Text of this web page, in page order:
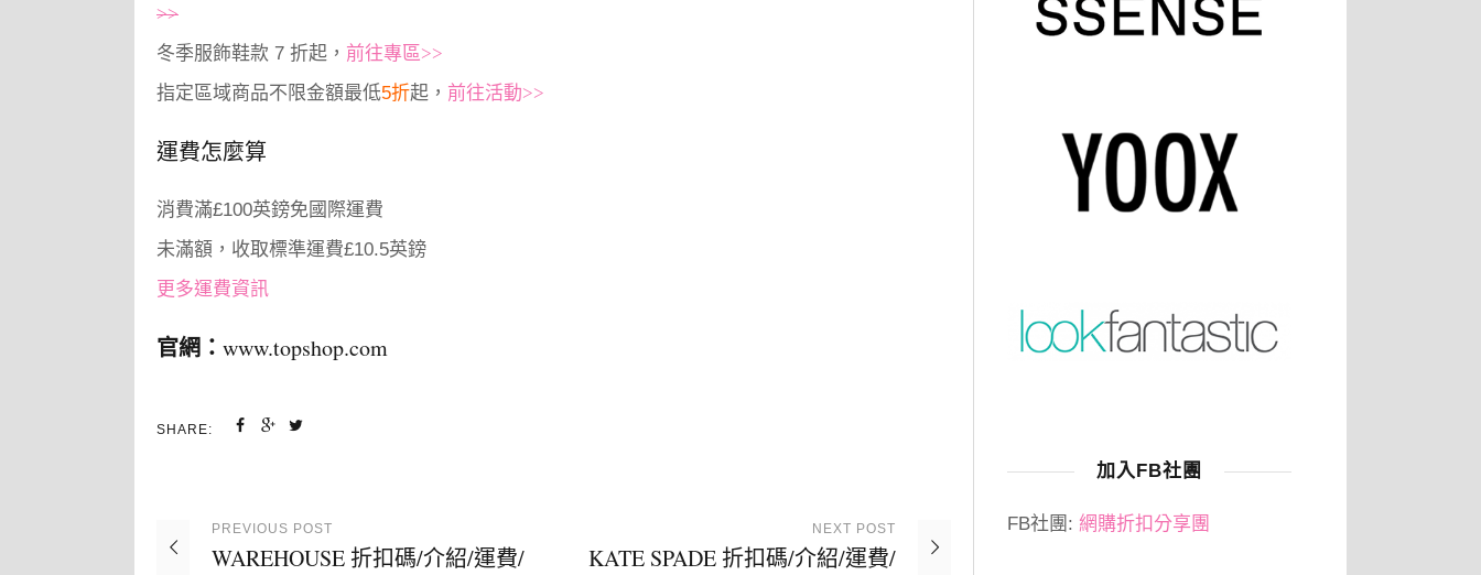
>>
冬季服飾鞋款 7 折起， 前往專區>>
指定區域商品不限金額最低5折起， 前往活動>>
運費怎麼算
消費滿£100英鎊免國際運費
未滿額，收取標準運費£10.5英鎊
更多運費資訊
官網： www.topshop.com
SHARE:
PREVIOUS POST
WAREHOUSE 折扣碼/介紹/運費/
NEXT POST
KATE SPADE 折扣碼/介紹/運費/
加入FB社團
FB社團: 網購折扣分享團